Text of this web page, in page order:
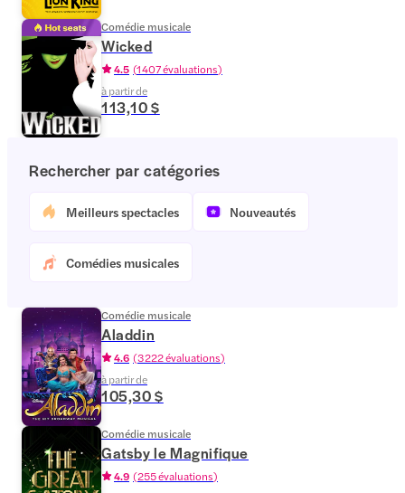
Comédie musicale
Wicked
4.5 (1 407 évaluations)
à partir de
113,10 $
Rechercher par catégories
Meilleurs spectacles Nouveautés
Comédies musicales
Comédie musicale
Aladdin
4.6 (3 222 évaluations)
à partir de
105,30 $
Comédie musicale
Gatsby le Magnifique
4.9 (255 évaluations)